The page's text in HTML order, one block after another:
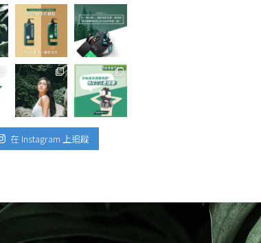
在 Instagram 上追蹤